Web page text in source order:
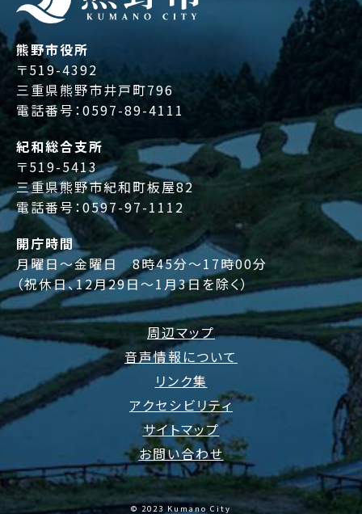
熊野市役所
〒519-4392
三重県熊野市井戸町796
電話番号：0597-89-4111
紀和総合支所
〒519-5413
三重県熊野市紀和町板屋82
電話番号：0597-97-1112
開庁時間
月曜日～金曜日 8時45分～17時00分
（祝休日、12月29日～1月3日を除く）
周辺マップ
音声情報について
リンク集
アクセシビリティ
サイトマップ
お問い合わせ
© 2023 Kumano City